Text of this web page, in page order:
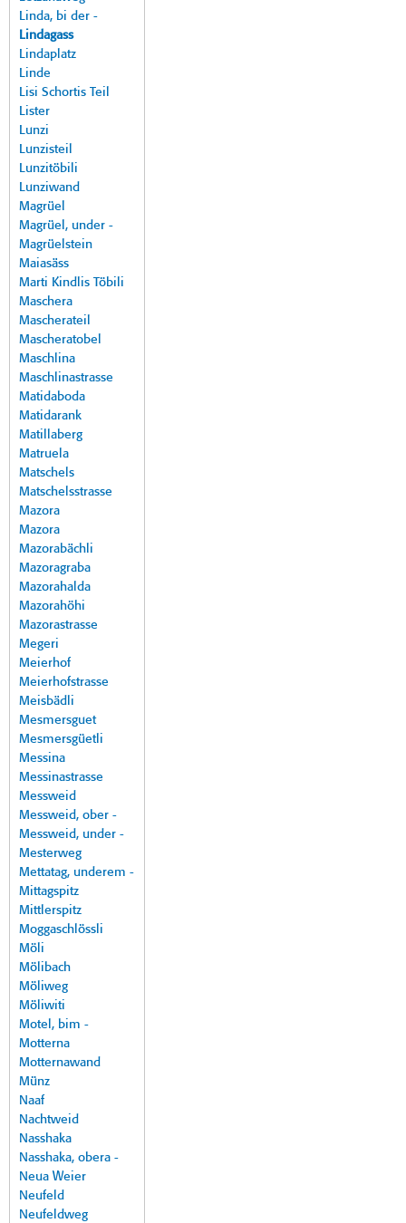
Linda, bi der -
Lindagass
Lindaplatz
Linde
Lisi Schortis Teil
Lister
Lunzi
Lunzisteil
Lunzitöbili
Lunziwand
Magrüel
Magrüel, under -
Magrüelstein
Maiasäss
Marti Kindlis Töbili
Maschera
Mascherateil
Mascheratobel
Maschlina
Maschlinastrasse
Matidaboda
Matidarank
Matillaberg
Matruela
Matschels
Matschelsstrasse
Mazora
Mazora
Mazorabächli
Mazoragraba
Mazorahalda
Mazorahöhi
Mazorastrasse
Megeri
Meierhof
Meierhofstrasse
Meisbädli
Mesmersguet
Mesmersgüetli
Messina
Messinastrasse
Messweid
Messweid, ober -
Messweid, under -
Mesterweg
Mettatag, underem -
Mittagspitz
Mittlerspitz
Moggaschlössli
Möli
Mölibach
Möliweg
Möliwiti
Motel, bim -
Motterna
Motternawand
Münz
Naaf
Nachtweid
Nasshaka
Nasshaka, obera -
Neua Weier
Neufeld
Neufeldweg